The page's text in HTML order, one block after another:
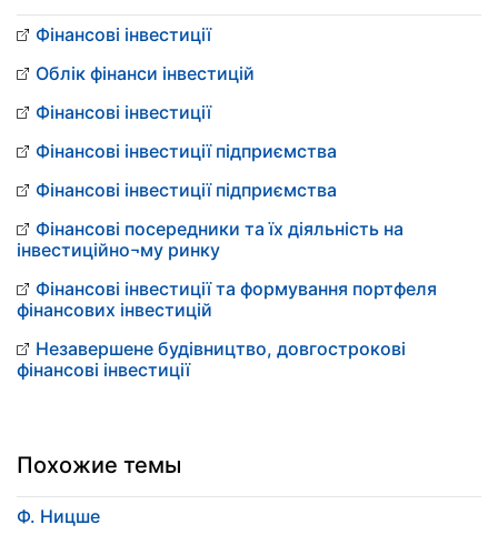
Фінансові інвестиції
Облік фінанси інвестицій
Фінансові інвестиції
Фінансові інвестиції підприємства
Фінансові інвестиції підприємства
Фінансові посередники та їх діяльність на
інвестиційно¬му ринку
Фінансові інвестиції та формування портфеля
фінансових інвестицій
Незавершене будівництво, довгострокові
фінансові інвестиції
Похожие темы
Ф. Ницше